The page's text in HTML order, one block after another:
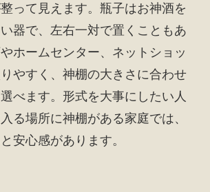
って見えます。瓶子はお神酒を
器で、左右一対で置くこともあ
ホームセンター、ネットショッ
やすく、神棚の大きさに合わせ
べます。形式を大事にしたい人
る場所に神棚がある家庭では、
安心感があります。